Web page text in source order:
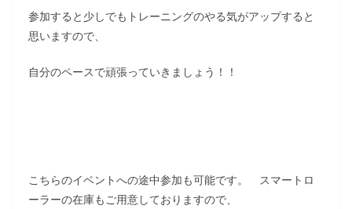
参加すると少しでもトレーニングのやる気がアップすると
思いますので、
自分のペースで頑張っていきましょう！！
こちらのイベントへの途中参加も可能です。 スマートロ
ーラーの在庫もご用意しておりますので、